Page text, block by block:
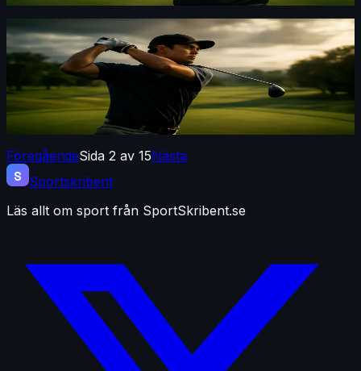
Golf·By Anna Bergström·22 juli 2026
Nytt samarbete öppnar dörr för asiatiska
golfspelare
Vi på Sportskribent tror att det här kan rubba balansen i
proffsgolfen. Avtalet trädde i kraft omedelbart och gäller
FöregåendeSida 2 av 15Nästa
S Sportskribent
Läs allt om sport från SportSkribent.se